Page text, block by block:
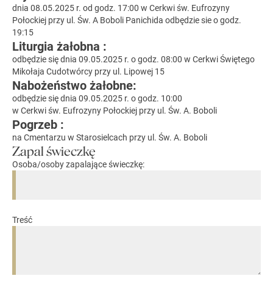
dnia 08.05.2025 r. od godz. 17:00 w Cerkwi św. Eufrozyny
Połockiej przy ul. Św. A Boboli Panichida odbędzie sie o godz.
19:15
Liturgia żałobna :
odbędzie się dnia 09.05.2025 r. o godz. 08:00 w Cerkwi Świętego
Mikołaja Cudotwórcy przy ul. Lipowej 15
Nabożeństwo żałobne:
odbędzie się dnia 09.05.2025 r. o godz. 10:00
w Cerkwi św. Eufrozyny Połockiej przy ul. Św. A. Boboli
Pogrzeb :
na Cmentarzu w Starosielcach przy ul. Św. A. Boboli
Zapal świeczkę
Osoba/osoby zapalające świeczkę:
Treść